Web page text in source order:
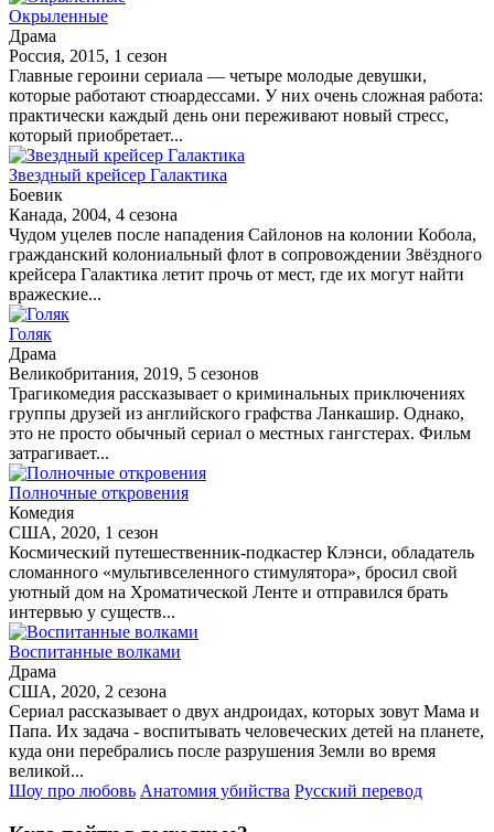
Окрыленные
Драма
Россия, 2015, 1 сезон
Главные героини сериала — четыре молодые девушки,
которые работают стюардессами. У них очень сложная работа:
практически каждый день они переживают новый стресс,
который приобретает...
Звездный крейсер Галактика
Боевик
Канада, 2004, 4 сезона
Чудом уцелев после нападения Сайлонов на колонии Кобола,
гражданский колониальный флот в сопровождении Звёздного
крейсера Галактика летит прочь от мест, где их могут найти
вражеские...
Голяк
Драма
Великобритания, 2019, 5 сезонов
Трагикомедия рассказывает о криминальных приключениях
группы друзей из английского графства Ланкашир. Однако,
это не просто обычный сериал о местных гангстерах. Фильм
затрагивает...
Полночные откровения
Комедия
США, 2020, 1 сезон
Космический путешественник-подкастер Клэнси, обладатель
сломанного «мультивселенного стимулятора», бросил свой
уютный дом на Хроматической Ленте и отправился брать
интервью у существ...
Воспитанные волками
Драма
США, 2020, 2 сезона
Сериал рассказывает о двух андроидах, которых зовут Мама и
Папа. Их задача - воспитывать человеческих детей на планете,
куда они перебрались после разрушения Земли во время
великой...
Шоу про любовь Анатомия убийства Русский перевод